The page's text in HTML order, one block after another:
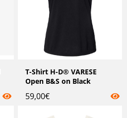
T-Shirt H-D® VARESE
Open B&S on Black
59,00€